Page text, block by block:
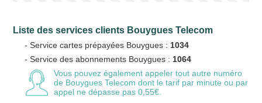
Vos crédits
Liste des services clients Bouygues Telecom
- Service cartes prépayées Bouygues : 1034
- Service des abonnements Bouygues : 1064
Vous pouvez également appeler tout autre numéro
de Bouygues Telecom dont le tarif par minute ou par
appel ne dépasse pas 0,55€.